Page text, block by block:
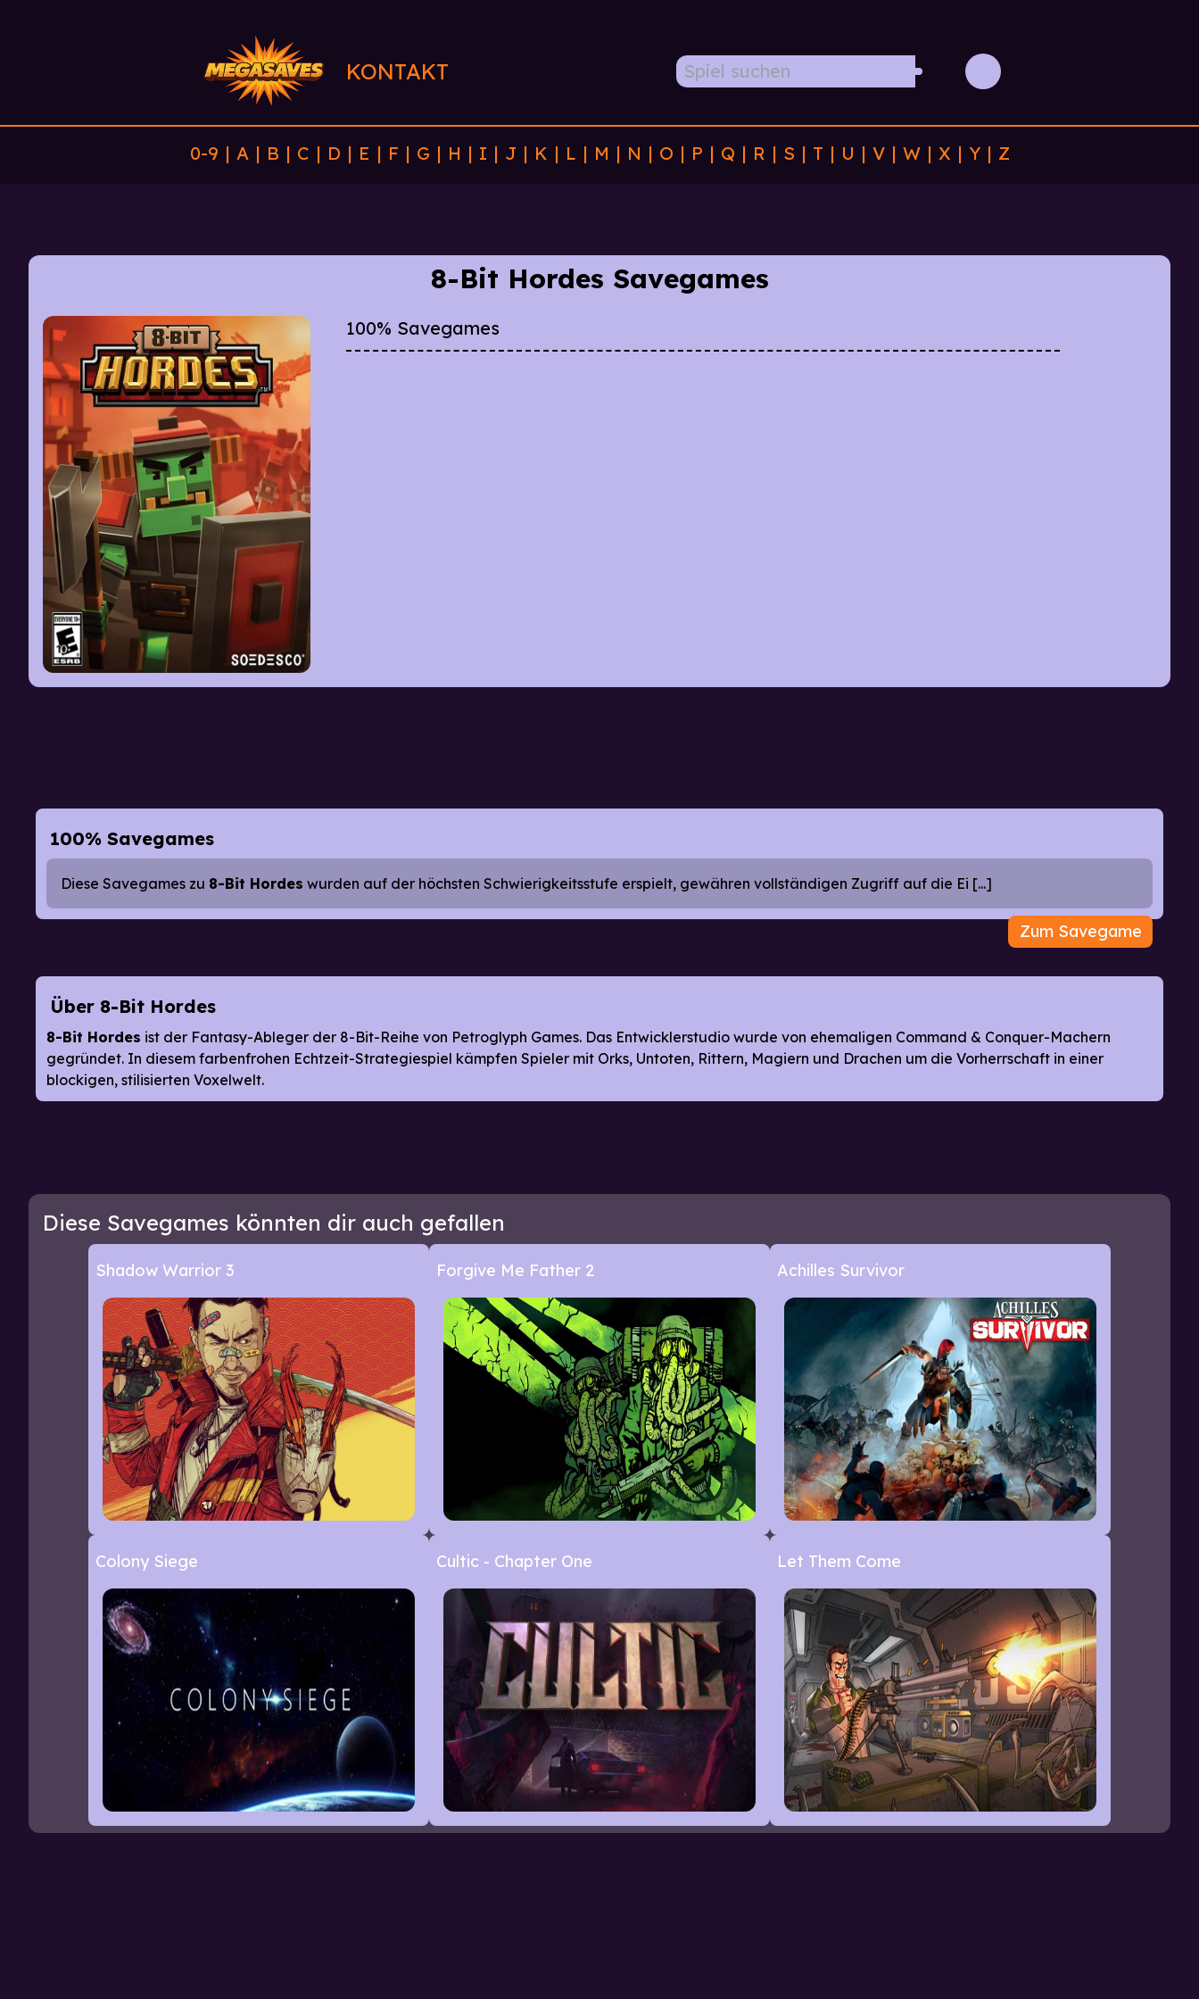
KONTAKT
0-9 | A | B | C | D | E | F | G | H | I | J | K | L | M | N | O | P | Q | R | S | T | U | V | W | X | Y | Z
8-Bit Hordes Savegames
100% Savegames
100% Savegames
Diese Savegames zu 8-Bit Hordes wurden auf der höchsten Schwierigkeitsstufe erspielt, gewähren vollständigen Zugriff auf die Ei [...]
Zum Savegame
Über 8-Bit Hordes
8-Bit Hordes ist der Fantasy-Ableger der 8-Bit-Reihe von Petroglyph Games. Das Entwicklerstudio wurde von ehemaligen Command & Conquer-Machern
gegründet. In diesem farbenfrohen Echtzeit-Strategiespiel kämpfen Spieler mit Orks, Untoten, Rittern, Magiern und Drachen um die Vorherrschaft in einer
blockigen, stilisierten Voxelwelt.
Diese Savegames könnten dir auch gefallen
Shadow Warrior 3 Forgive Me Father 2 Achilles Survivor
Colony Siege Cultic - Chapter One Let Them Come